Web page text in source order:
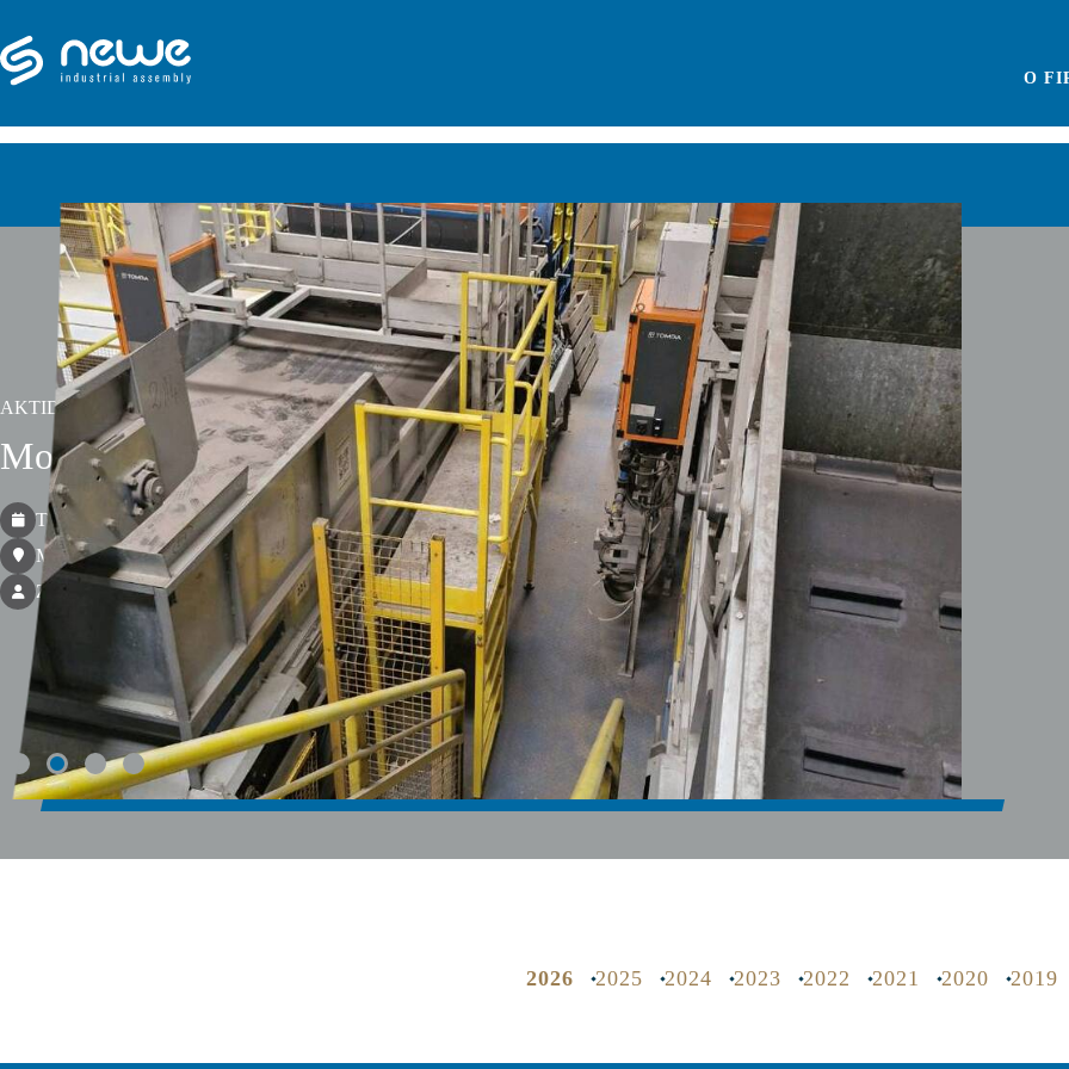
O
AKTID - FR
Modernizace třídicí linky ve Francii
Termín realizace: březen 2026 - červenec 2026
Místo realizace: Eco Sphere, Francie
Zákazník: AKTID SAS
2026 2025 2024 2023 2022 2021 2020 2019